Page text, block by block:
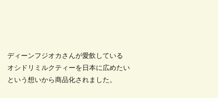
ディーンフジオカさんが愛飲している
オシドリミルクティーを日本に広めたい
という想いから商品化されました。